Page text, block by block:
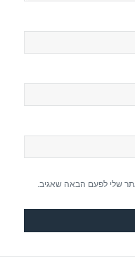
שלי לפעם הבאה שאגיב.